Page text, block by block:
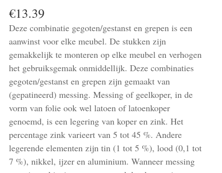
€13.39
Deze combinatie gegoten/gestanst en grepen is een
aanwinst voor elke meubel. De stukken zijn
gemakkelijk te monteren op elke meubel en verhogen
het gebruiksgemak onmiddellijk. Deze combinaties
gegoten/gestanst en grepen zijn gemaakt van
(gepatineerd) messing. Messing of geelkoper, in de
vorm van folie ook wel latoen of latoenkoper
genoemd, is een legering van koper en zink. Het
percentage zink varieert van 5 tot 45 %. Andere
legerende elementen zijn tin (1 tot 5 %), lood (0,1 tot
7 %), nikkel, ijzer en aluminium. Wanneer messing